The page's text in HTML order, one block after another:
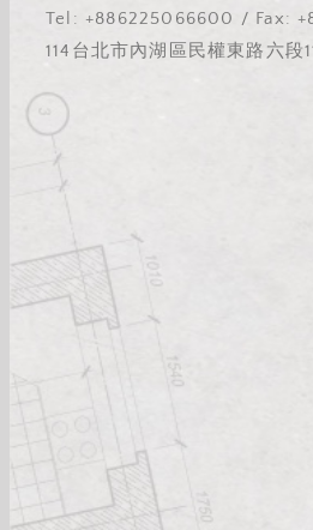
Tel: +886225066600 / Fax:
114台北市內湖區民權東路六段